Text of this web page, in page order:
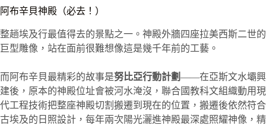
阿布辛貝神殿（必去！）
整趟埃及行最值得去的景點之一。神殿外牆四座拉美西斯二世的
巨型雕像，站在面前很難想像這是幾千年前的工藝。
而阿布辛貝最精彩的故事是努比亞行動計劃——在亞斯文水壩興
建後，原本的神殿位址會被河水淹沒，聯合國教科文組織動用現
代工程技術把整座神殿切割搬遷到現在的位置，搬遷後依然符合
古埃及的日照設計，每年兩次陽光灑進神殿最深處照耀神像，精